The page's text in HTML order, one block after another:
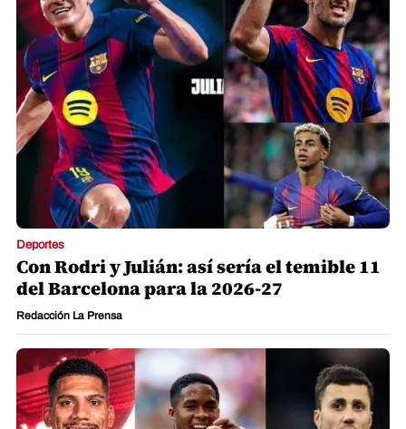
Deportes
Con Rodri y Julián: así sería el temible 11
del Barcelona para la 2026-27
Redacción La Prensa